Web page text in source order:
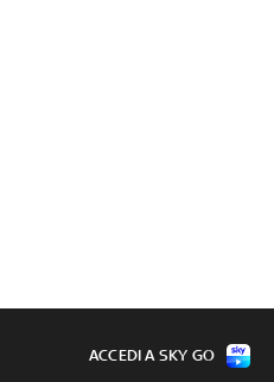
ACCEDI A SKY GO